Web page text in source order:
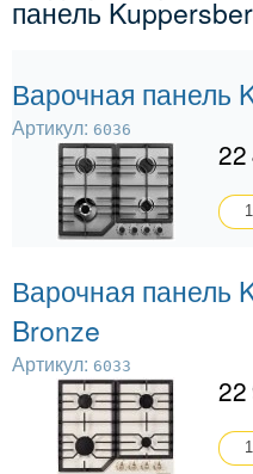
панель
Варочная панель
Артикул: 6036
22
Варочная панель
Bronze
Артикул: 6033
22